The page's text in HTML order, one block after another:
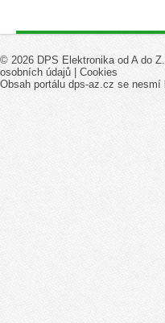
© 2026 DPS Elektronika od A do Z.
osobních údajů
Cookies
Obsah portálu dps-az.cz se